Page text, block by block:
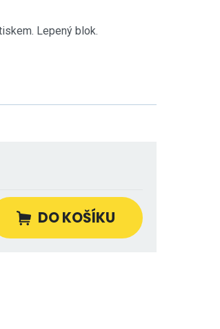
Lepený blok.
DO KOŠÍKU